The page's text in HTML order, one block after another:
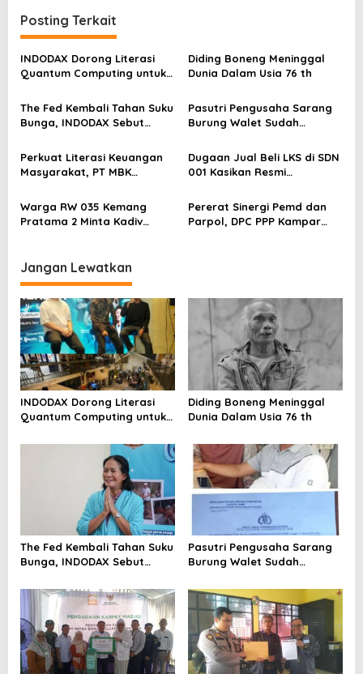
a
s
i
o
s
Posting Terkait
INDODAX Dorong Literasi
Quantum Computing untuk
Blockchain
Diding Boneng Meninggal
Dunia Dalam Usia 76 th
The Fed Kembali Tahan Suku
Bunga, INDODAX Sebut
Sentimen Pasar
Pasutri Pengusaha Sarang
Burung Walet Sudah
Pelapor Desak Polda Jambi
Segera Lakukan Penahanan
Perkuat Literasi Keuangan
Masyarakat, PT MBK
Karpet Masjid di Pakuhaji
Dugaan Jual Beli LKS di SDN
001 Kasikan Resmi
Kampar, Pemred – Pimum
Metroterkini.id Desak Usut
Kasus Ini
Warga RW 035 Kemang
Pratama 2 Minta Kadiv
Metro Bekasi Kota
Pererat Sinergi Pemd dan
Parpol, DPC PPP Kampar
Jangan Lewatkan
INDODAX Dorong Literasi
Quantum Computing untuk
Blockchain
Diding Boneng Meninggal
Dunia Dalam Usia 76 th
The Fed Kembali Tahan Suku
Bunga, INDODAX Sebut
Sentimen Pasar
Pasutri Pengusaha Sarang
Burung Walet Sudah
Pelapor Desak Polda Jambi
Segera Lakukan Penahanan